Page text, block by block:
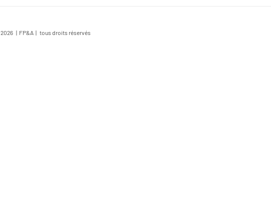
2026 | FP&A | tous droits réservés